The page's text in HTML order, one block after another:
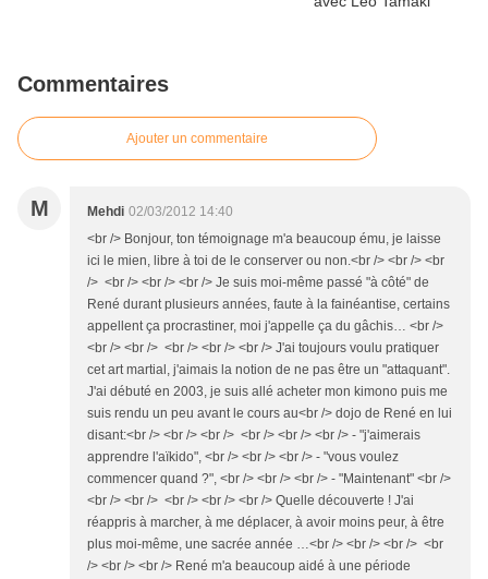
Commentaires
Ajouter un commentaire
M Mehdi 02/03/2012 14:40
<br /> Bonjour, ton témoignage m'a beaucoup ému, je laisse
ici le mien, libre à toi de le conserver ou non.<br /> <br /> <br
/> <br /> <br /> <br /> Je suis moi-même passé "à côté" de
René durant plusieurs années, faute à la fainéantise, certains
appellent ça procrastiner, moi j'appelle ça du gâchis… <br />
<br /> <br /> <br /> <br /> <br /> J'ai toujours voulu pratiquer
cet art martial, j'aimais la notion de ne pas être un "attaquant".
J'ai débuté en 2003, je suis allé acheter mon kimono puis me
suis rendu un peu avant le cours au<br /> dojo de René en lui
disant:<br /> <br /> <br /> <br /> <br /> <br /> - "j'aimerais
apprendre l'aïkido", <br /> <br /> <br /> - "vous voulez
commencer quand ?", <br /> <br /> <br /> - "Maintenant" <br />
<br /> <br /> <br /> <br /> <br /> Quelle découverte ! J'ai
réappris à marcher, à me déplacer, à avoir moins peur, à être
plus moi-même, une sacrée année …<br /> <br /> <br /> <br
/> <br /> <br /> René m'a beaucoup aidé à une période